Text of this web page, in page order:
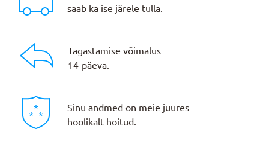
saab ka ise järele tulla.
Tagastamise võimalus
14-päeva.
Sinu andmed on meie juures
hoolikalt hoitud.